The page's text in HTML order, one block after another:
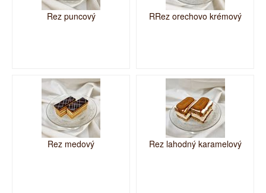
Rez puncový RRez orechovo krémový
Rez medový Rez lahodný karamelový